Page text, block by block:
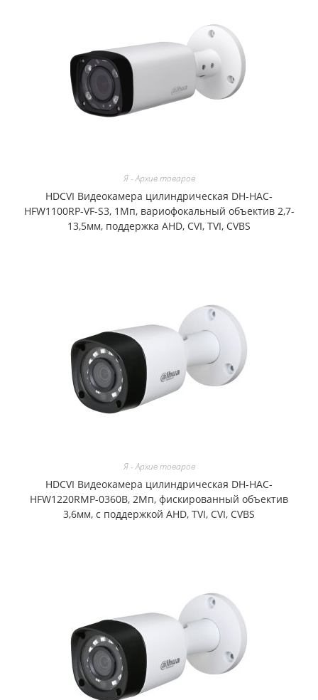
Я - Архив товаров
HDCVI Видеокамера цилиндрическая DH-HAC-
HFW1100RP-VF-S3, 1Мп, вариофокальный объектив 2,7-
13,5мм, поддержка AHD, CVI, TVI, CVBS
Я - Архив товаров
HDCVI Видеокамера цилиндрическая DH-HAC-
HFW1220RMP-0360B, 2Мп, фискированный объектив
3,6мм, с поддержкой AHD, TVI, CVI, CVBS